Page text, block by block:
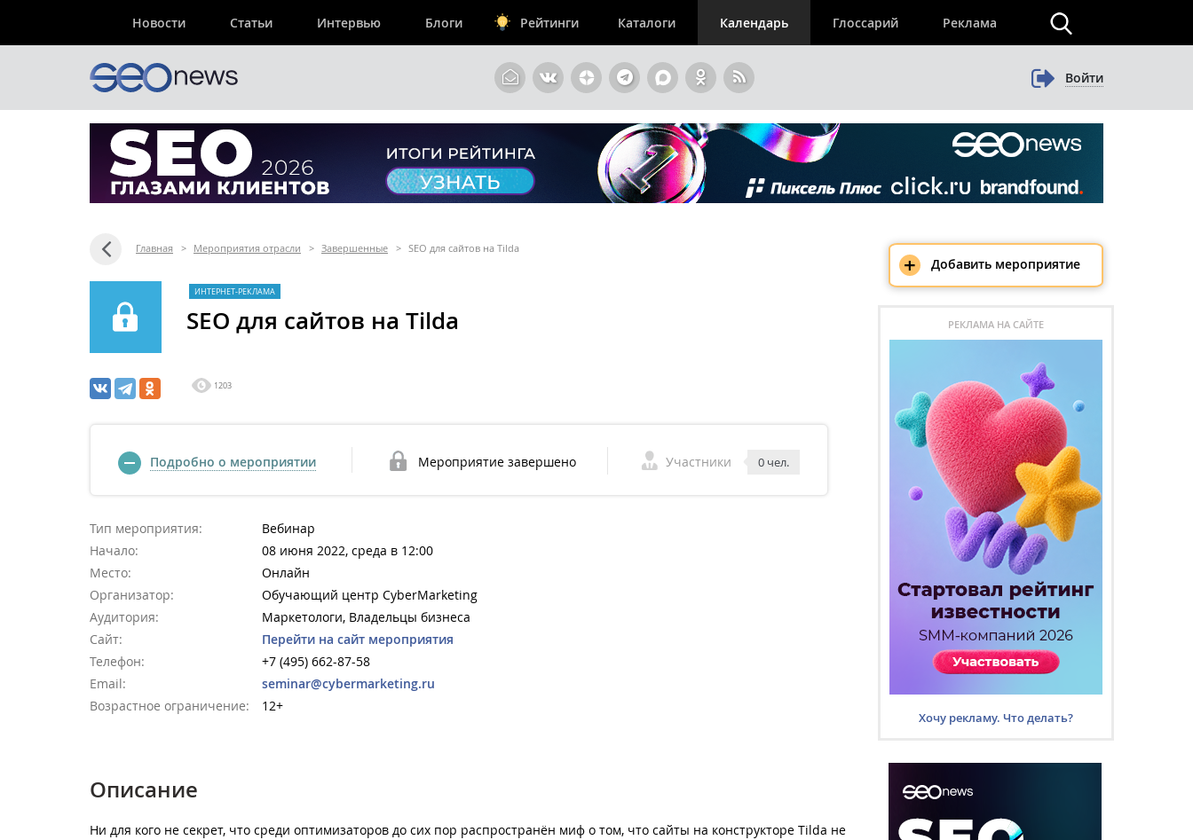
Новости Статьи Интервью Блоги Рейтинги Каталоги Календарь Глоссарий Реклама
Войти
Главная > Мероприятия отрасли > Завершенные > SEO для сайтов на Tilda
ИНТЕРНЕТ-РЕКЛАМА
SEO для сайтов на Tilda
1203
Подробно о мероприятии Мероприятие завершено Участники 0 чел.
Тип мероприятия:
Вебинар
Начало:
08 июня 2022, среда в 12:00
Место:
Онлайн
Организатор:
Обучающий центр CyberMarketing
Аудитория:
Маркетологи, Владельцы бизнеса
Сайт:
Перейти на сайт мероприятия
Телефон:
+7 (495) 662-87-58
Email:
seminar@cybermarketing.ru
Возрастное ограничение:
12+
Описание
Ни для кого не секрет, что среди оптимизаторов до сих пор распространён миф о том, что сайты на конструкторе Tilda не
+ Добавить мероприятие
РЕКЛАМА НА САЙТЕ
Хочу рекламу. Что делать?